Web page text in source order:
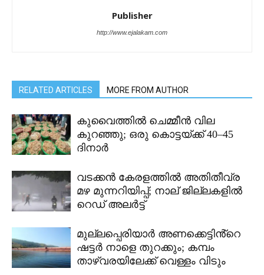
Publisher
http://www.ejalakam.com
RELATED ARTICLES MORE FROM AUTHOR
കുവൈത്തിൽ ചെമ്മീൻ വില
കുറഞ്ഞു; ഒരു കൊട്ടയ്ക്ക് 40–45
ദിനാർ
വടക്കൻ കേരളത്തിൽ അതിതീവ്ര
മഴ മുന്നറിയിപ്പ്; നാല് ജില്ലകളിൽ
റെഡ് അലർട്ട്
മുല്ലപ്പെരിയാർ അണക്കെട്ടിൻ്റെ
ഷട്ടർ നാളെ തുറക്കും; കമ്പം
താഴ്വരയിലേക്ക് വെള്ളം വിടും